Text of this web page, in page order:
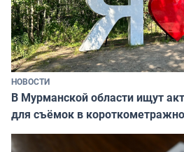
НОВОСТИ
В Мурманской области ищут
для съёмок в